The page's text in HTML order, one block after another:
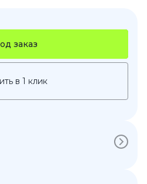
заказ
в 1 клик